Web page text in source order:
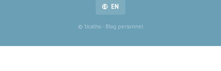
EN
© 'ticatho - Blog personnel